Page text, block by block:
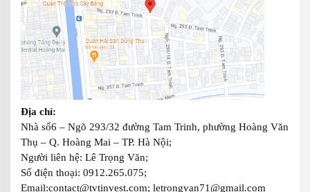
Địa chỉ:
Nhà số6 – Ngõ 293/32 đường Tam Trinh, phường Hoàng Văn
Thụ – Q. Hoàng Mai – TP. Hà Nội;
Người liên hệ: Lê Trọng Văn;
Số điện thoại: 0912.265.075;
Email:contact@tvtinvest.com; letrongvan71@gmail.com